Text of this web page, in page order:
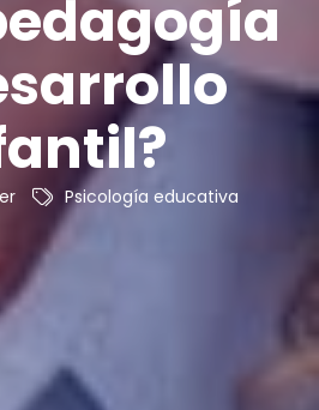
Psicología educativa